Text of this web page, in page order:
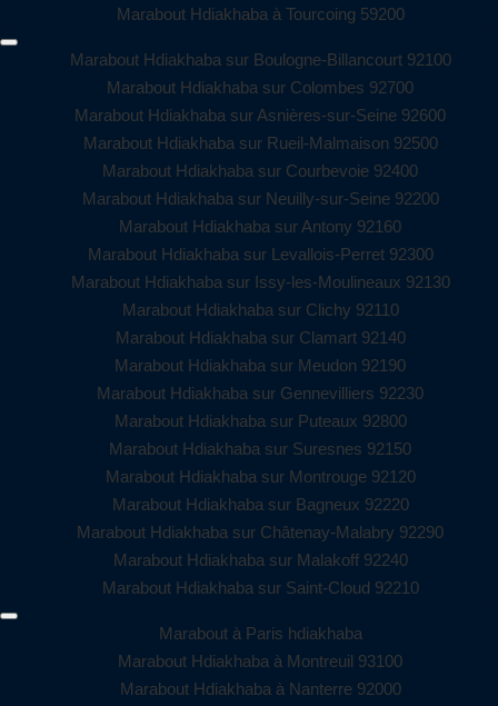
Marabout Hdiakhaba à Tourcoing 59200
Marabout Hdiakhaba sur Boulogne-Billancourt 92100
Marabout Hdiakhaba sur Colombes 92700
Marabout Hdiakhaba sur Asnières-sur-Seine 92600
Marabout Hdiakhaba sur Rueil-Malmaison 92500
Marabout Hdiakhaba sur Courbevoie 92400
Marabout Hdiakhaba sur Neuilly-sur-Seine 92200
Marabout Hdiakhaba sur Antony 92160
Marabout Hdiakhaba sur Levallois-Perret 92300
Marabout Hdiakhaba sur Issy-les-Moulineaux 92130
Marabout Hdiakhaba sur Clichy 92110
Marabout Hdiakhaba sur Clamart 92140
Marabout Hdiakhaba sur Meudon 92190
Marabout Hdiakhaba sur Gennevilliers 92230
Marabout Hdiakhaba sur Puteaux 92800
Marabout Hdiakhaba sur Suresnes 92150
Marabout Hdiakhaba sur Montrouge 92120
Marabout Hdiakhaba sur Bagneux 92220
Marabout Hdiakhaba sur Châtenay-Malabry 92290
Marabout Hdiakhaba sur Malakoff 92240
Marabout Hdiakhaba sur Saint-Cloud 92210
Marabout à Paris hdiakhaba
Marabout Hdiakhaba à Montreuil 93100
Marabout Hdiakhaba à Nanterre 92000